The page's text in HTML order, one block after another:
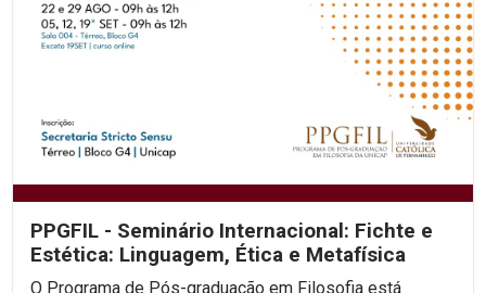
PPGFIL - Seminário Internacional: Fichte e
Estética: Linguagem, Ética e Metafísica
O Programa de Pós-graduação em Filosofia está